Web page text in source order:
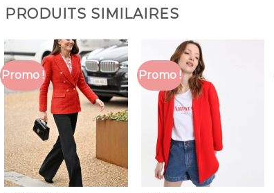
PRODUITS SIMILAIRES
Promo ! Promo !